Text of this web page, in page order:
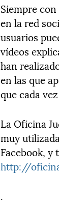
Siempre
en la red
usuarios
vídeos
han
en las que
que cada
La Oficina
muy
Facebook, y
http://
.